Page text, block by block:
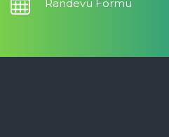
Randevu Formu